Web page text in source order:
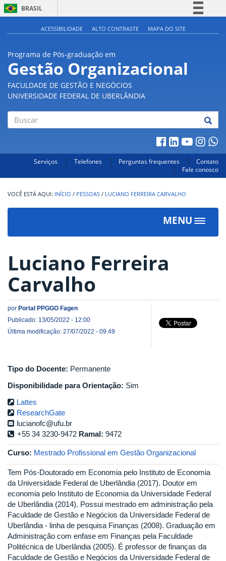
BRASIL
Acesso à informação
ACESSIBILIDADE ALTO CONTRASTE MAPA DO SITE
Programa de Pós-graduação em
Gestão Organizacional
FACULDADE DE GESTÃO E NEGÓCIOS
UNIVERSIDADE FEDERAL DE UBERLÂNDIA
Serviços Telefones Perguntas frequentes
Contato
Fale conosco
INÍCIO / PESSOAS / LUCIANO FERREIRA CARVALHO
MENU
Toggle
Luciano Ferreira
Carvalho
por Portal PPGGO Fagen
Publicado: 13/05/2022 - 12:00
Última modificação: 27/07/2022 - 09:49
Tipo do Docente: Permanente
Disponibilidade para Orientação: Sim
Lattes
ResearchGate
lucianofc@ufu.br
+55 34 3230-9472 Ramal: 9472
Curso: Mestrado Profissional em Gestão Organizacional
Tem Pós-Doutorado em Economia pelo Instituto de Economia
da Universidade Federal de Uberlândia (2017). Doutor em
economia pelo Instituto de Economia da Universidade Federal
de Uberlândia (2014). Possui mestrado em administração pela
Faculdade de Gestão e Negócios da Universidade Federal de
Uberlândia - linha de pesquisa Finanças (2008). Graduação em
Administração com enfase em Finanças pela Faculdade
Politécnica de Uberlândia (2005). É professor de finanças da
Faculdade de Gestão e Negócios da Universidade Federal de